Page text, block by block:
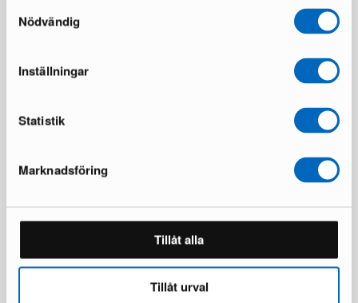
Nödvändig
Inställningar
Statistik
Marknadsföring
Tillåt alla
Tillåt urval
Scandinavian Choice Lyon
matbord ø 150 cm
359 € 598 €
deNoord Marcus utebord ø
KM Home Relax matta 240 x
Chesterfield Lyx fåtölj
mörkbrun skinn
1 i lager ·